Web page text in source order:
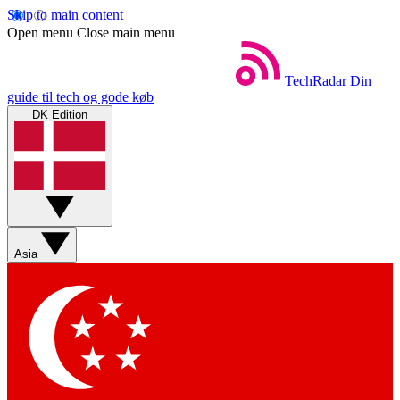
Skip to main content
Open menu Close main menu
TechRadar Din
guide til tech og gode køb
DK Edition
Asia